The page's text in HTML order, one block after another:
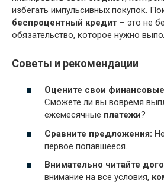
избегать импульсивных покупок.
беспроцентный кредит – это не
обязательство, которое нужно
Советы и рекомендации
Оцените свои
Сможете ли вы вовремя
ежемесячные платежи?
Сравните предложения:
первое попавшееся.
Внимательно читайте
внимание на все условия,